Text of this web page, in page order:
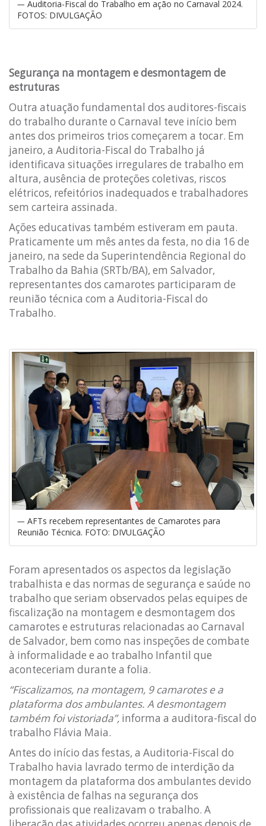
Auditoria-Fiscal do Trabalho em ação no Carnaval 2024.
FOTOS: DIVULGAÇÃO
Segurança na montagem e desmontagem de
estruturas
Outra atuação fundamental dos auditores-fiscais
do trabalho durante o Carnaval teve início bem
antes dos primeiros trios começarem a tocar. Em
janeiro, a Auditoria-Fiscal do Trabalho já
identificava situações irregulares de trabalho em
altura, ausência de proteções coletivas, riscos
elétricos, refeitórios inadequados e trabalhadores
sem carteira assinada.
Ações educativas também estiveram em pauta.
Praticamente um mês antes da festa, no dia 16 de
janeiro, na sede da Superintendência Regional do
Trabalho da Bahia (SRTb/BA), em Salvador,
representantes dos camarotes participaram de
reunião técnica com a Auditoria-Fiscal do
Trabalho.
AFTs recebem representantes de Camarotes para
Reunião Técnica. FOTO: DIVULGAÇÃO
Foram apresentados os aspectos da legislação
trabalhista e das normas de segurança e saúde no
trabalho que seriam observados pelas equipes de
fiscalização na montagem e desmontagem dos
camarotes e estruturas relacionadas ao Carnaval
de Salvador, bem como nas inspeções de combate
à informalidade e ao trabalho Infantil que
aconteceriam durante a folia.
“Fiscalizamos, na montagem, 9 camarotes e a
plataforma dos ambulantes. A desmontagem
também foi vistoriada”, informa a auditora-fiscal do
trabalho Flávia Maia.
Antes do início das festas, a Auditoria-Fiscal do
Trabalho havia lavrado termo de interdição da
montagem da plataforma dos ambulantes devido
à existência de falhas na segurança dos
profissionais que realizavam o trabalho. A